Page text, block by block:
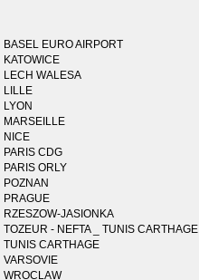
BASEL EURO AIRPORT
KATOWICE
LECH WALESA
LILLE
LYON
MARSEILLE
NICE
PARIS CDG
PARIS ORLY
POZNAN
PRAGUE
RZESZOW-JASIONKA
TOZEUR - NEFTA _ TUNIS CARTHAGE
TUNIS CARTHAGE
VARSOVIE
WROCLAW